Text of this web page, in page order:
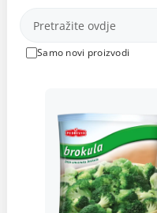
Proizvodi
Samo novi proizvodi